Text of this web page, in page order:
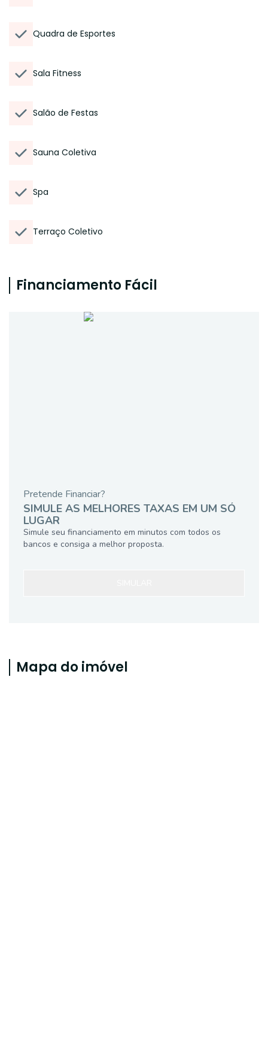
Quadra de Esportes
Sala Fitness
Salão de Festas
Sauna Coletiva
Spa
Terraço Coletivo
Financiamento Fácil
Pretende Financiar?
SIMULE AS MELHORES TAXAS EM UM SÓ
LUGAR
Simule seu financiamento em minutos com todos os
bancos e consiga a melhor proposta.
Mapa do imóvel